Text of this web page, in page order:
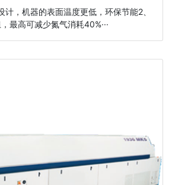
计，机器的表面温度更低，环保节能2、
最高可减少氮气消耗40%···